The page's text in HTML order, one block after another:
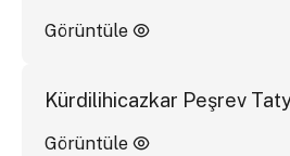
Görüntüle
Kürdilihicazkar Peşrev
Görüntüle